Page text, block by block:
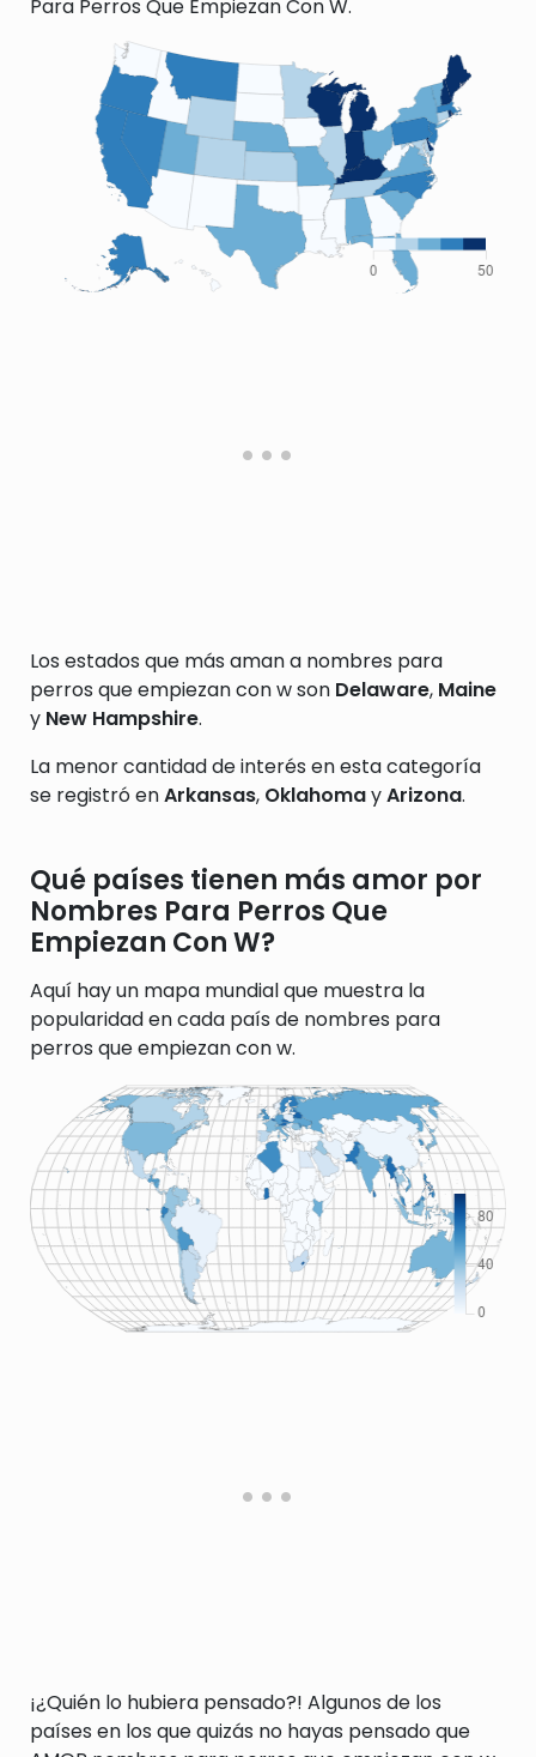
Para Perros Que Empiezan Con W.
Los estados que más aman a nombres para
perros que empiezan con w son Delaware, Maine
y New Hampshire.
La menor cantidad de interés en esta categoría
se registró enArkansas, OklahomayArizona.
Qué países tienen más amor por
Nombres Para Perros Que
Empiezan Con W?
Aquí hay un mapa mundial que muestra la
popularidad en cada país de nombres para
perros que empiezan con w.
¡¿Quién lo hubiera pensado?! Algunos de los
países en los que quizás no hayas pensado que